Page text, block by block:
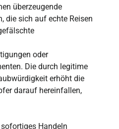
überzeugende
die sich auf echte Reisen
oder
Die durch legitime
erhöht die
darauf hereinfallen,
Handeln